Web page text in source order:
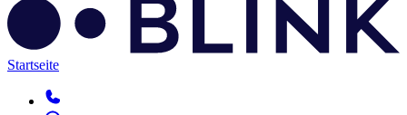
Startseite